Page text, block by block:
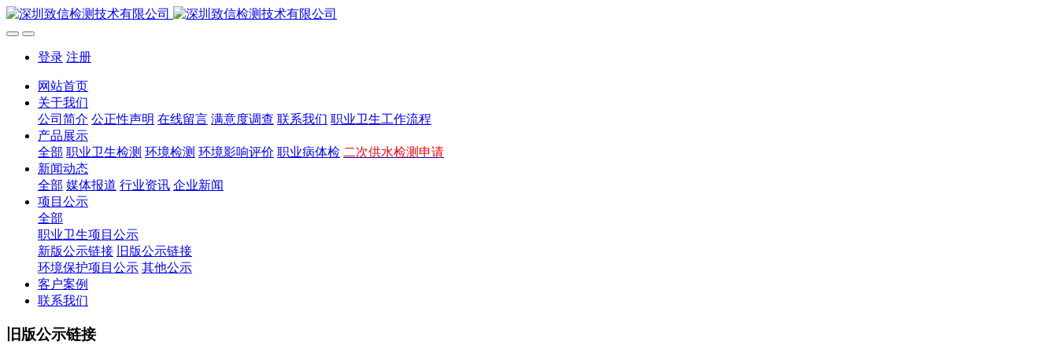
登录 注册
网站首页
关于我们
公司简介 公正性声明 在线留言 满意度调查 联系我们 职业卫生工作流程
产品展示
全部 职业卫生检测 环境检测 环境影响评价 职业病体检 二次供水检测申请
新闻动态
全部 媒体报道 行业资讯 企业新闻
项目公示
全部
职业卫生项目公示
新版公示链接
旧版公示链接
环境保护项目公示 其他公示
客户案例
联系我们
旧版公示链接